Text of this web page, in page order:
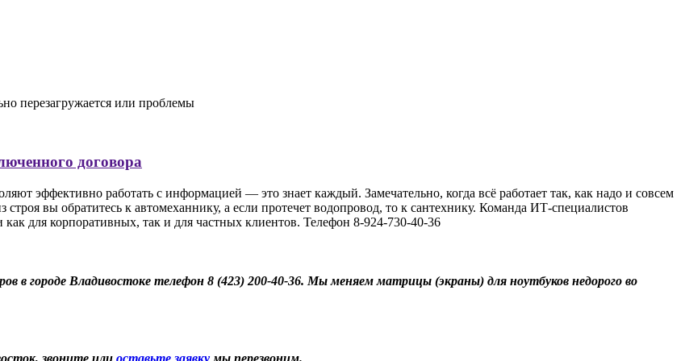
перезагружается или проблемы
договора
эффективно работать с информацией — это знает каждый. Замечательно, когда всё работает так, как надо и совсем
вы обратитесь к автомеханнику, а если протечет водопровод, то к сантехнику. Команда ИТ-специалистов
для корпоративных, так и для частных клиентов. Телефон 8-924-730-40-36
в городе Владивостоке телефон 8 (423) 200-40-36. Мы меняем матрицы (экраны) для ноутбуков недорого во